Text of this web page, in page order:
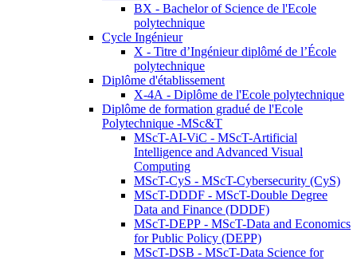
BX - Bachelor of Science de l'Ecole
polytechnique
Cycle Ingénieur
X - Titre d’Ingénieur diplômé de l’École
polytechnique
Diplôme d'établissement
X-4A - Diplôme de l'Ecole polytechnique
Diplôme de formation gradué de l'Ecole
Polytechnique -MSc&T
MScT-AI-ViC - MScT-Artificial
Intelligence and Advanced Visual
Computing
MScT-CyS - MScT-Cybersecurity (CyS)
MScT-DDDF - MScT-Double Degree
Data and Finance (DDDF)
MScT-DEPP - MScT-Data and Economics
for Public Policy (DEPP)
MScT-DSB - MScT-Data Science for